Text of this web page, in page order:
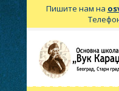
Пишите нам на